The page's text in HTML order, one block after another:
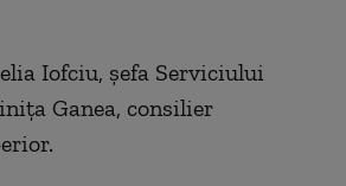
Iofciu, şefa Serviciului
Ganea, consilier